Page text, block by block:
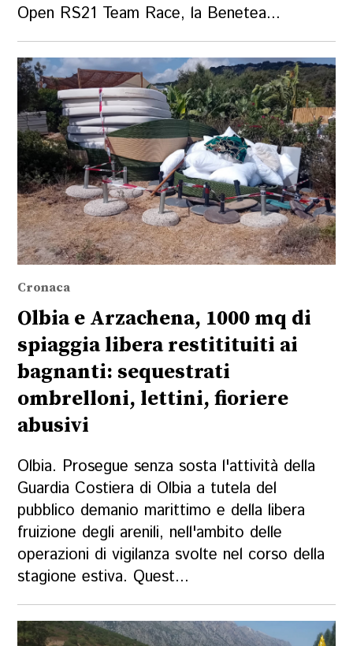
Open RS21 Team Race, la Benetea...
Cronaca
Olbia e Arzachena, 1000 mq di
spiaggia libera restitituiti ai
bagnanti: sequestrati
ombrelloni, lettini, fioriere
abusivi
Olbia. Prosegue senza sosta l'attività della
Guardia Costiera di Olbia a tutela del
pubblico demanio marittimo e della libera
fruizione degli arenili, nell'ambito delle
operazioni di vigilanza svolte nel corso della
stagione estiva. Quest...